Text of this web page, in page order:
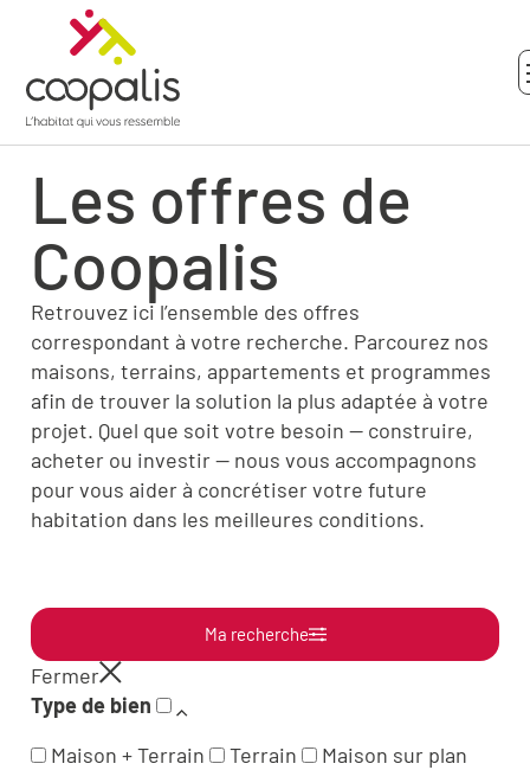
Les offres de
Coopalis
Retrouvez ici l’ensemble des offres
correspondant à votre recherche. Parcourez nos
maisons, terrains, appartements et programmes
afin de trouver la solution la plus adaptée à votre
projet. Quel que soit votre besoin — construire,
acheter ou investir — nous vous accompagnons
pour vous aider à concrétiser votre future
habitation dans les meilleures conditions.
Ma recherche
Fermer
Type de bien
Maison + Terrain
Terrain
Maison sur plan